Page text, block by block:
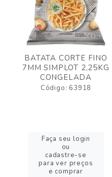
BATATA CORTE FINO
7MM SIMPLOT 2,25KG
CONGELADA
Código: 63918
Faça seu login
ou
cadastre-se
para ver preços
e comprar